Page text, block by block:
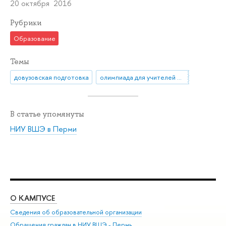
20 октября 2016
Рубрики
Образование
Темы
довузовская подготовка олимпиада для учителей ПРОФИ
В статье упомянуты
НИУ ВШЭ в Перми
О КАМПУСЕ
Сведения об образовательной организации